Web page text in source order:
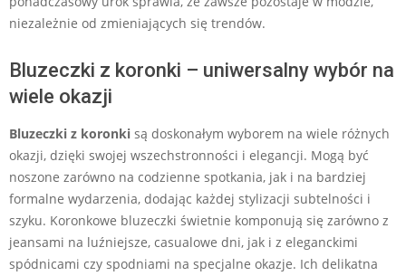
niezależnie od zmieniających się trendów.
Bluzeczki z koronki – uniwersalny wybór na
wiele okazji
Bluzeczki z koronki są doskonałym wyborem na wiele różnych
okazji, dzięki swojej wszechstronności i elegancji. Mogą być
noszone zarówno na codzienne spotkania, jak i na bardziej
formalne wydarzenia, dodając każdej stylizacji subtelności i
szyku. Koronkowe bluzeczki świetnie komponują się zarówno z
jeansami na luźniejsze, casualowe dni, jak i z eleganckimi
spódnicami czy spodniami na specjalne okazje. Ich delikatna